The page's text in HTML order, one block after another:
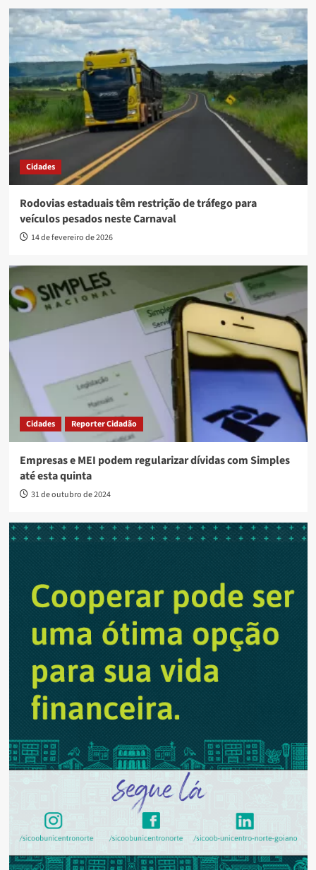
Cidades
Rodovias estaduais têm restrição de tráfego para
veículos pesados neste Carnaval
14 de fevereiro de 2026
Cidades Reporter Cidadão
Empresas e MEI podem regularizar dívidas com Simples
até esta quinta
31 de outubro de 2024